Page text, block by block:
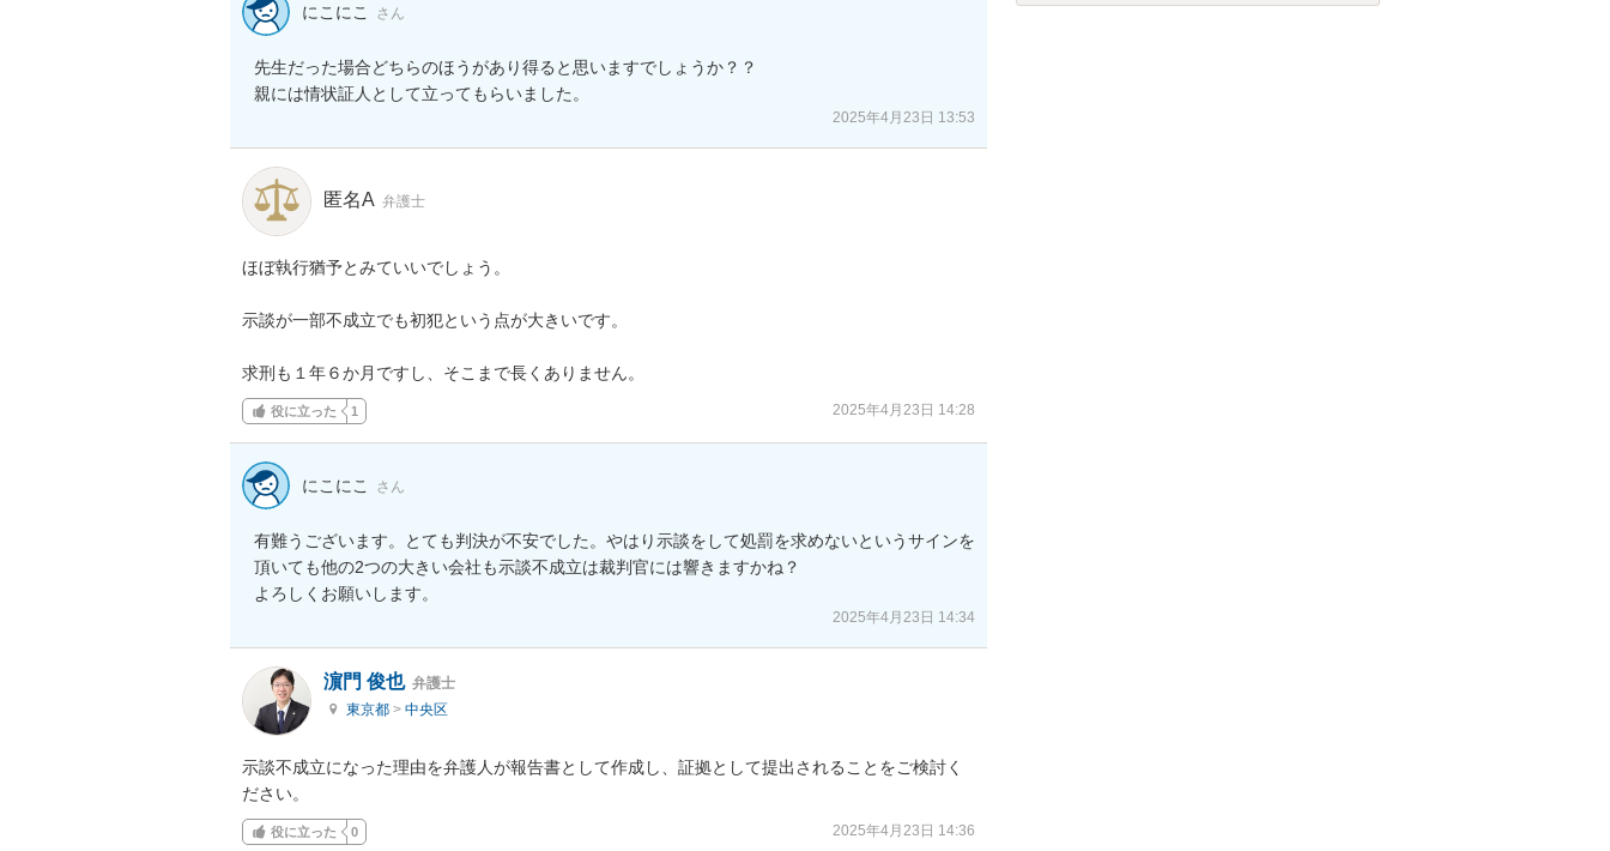
にこにこ さん
先生だった場合どちらのほうがあり得ると思いますでしょうか？？
2025年4月23日 13:53
匿名A 弁護士
ほぼ執行猶予とみていいでしょう。
示談が一部不成立でも初犯という点が大きいです。
求刑も１年６か月ですし、そこまで長くありません。
役に立った 1 2025年4月23日 14:28
にこにこ さん
有難うございます。とても判決が不安でした。やはり示談をして処罰を求めないというサインを
頂いても他の2つの大きい会社も示談不成立は裁判官には響きますかね？
よろしくお願いします。
2025年4月23日 14:34
濵門 俊也 弁護士
東京都 > 中央区
示談不成立になった理由を弁護人が報告書として作成し、証拠として提出されることをご検討く
ださい。
役に立った 0 2025年4月23日 14:36